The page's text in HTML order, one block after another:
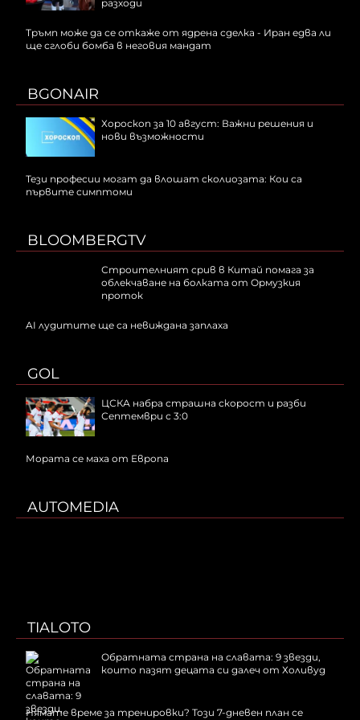
разходи
Тръмп може да се откаже от ядрена сделка - Иран едва ли
ще сглоби бомба в неговия мандат
BGONAIR
Хороскоп за 10 август: Важни решения и
нови възможности
Тези професии могат да влошат сколиозата: Кои са
първите симптоми
BLOOMBERGTV
Строителният срив в Китай помага за
облекчаване на болката от Ормузкия
проток
AI лудитите ще са невижданa заплаха
GOL
ЦСКА набра страшна скорост и разби
Септември с 3:0
Мората се маха от Европа
AUTOMEDIA
TIALOTO
Обратната страна на славата: 9 звезди,
които пазят децата си далеч от Холивуд
Нямате време за тренировки? Този 7-дневен план се